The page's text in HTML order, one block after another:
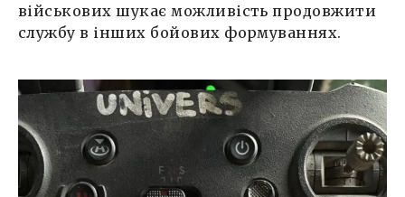
військових шукає можливість продовжити
службу в інших бойових формуваннях.